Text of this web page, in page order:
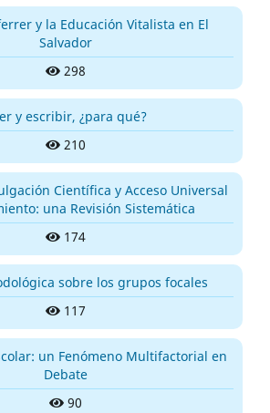
y la Educación Vitalista en El
Salvador
298
y escribir, ¿para qué?
210
Científica y Acceso Universal
una Revisión Sistemática
174
sobre los grupos focales
117
un Fenómeno Multifactorial en
Debate
90